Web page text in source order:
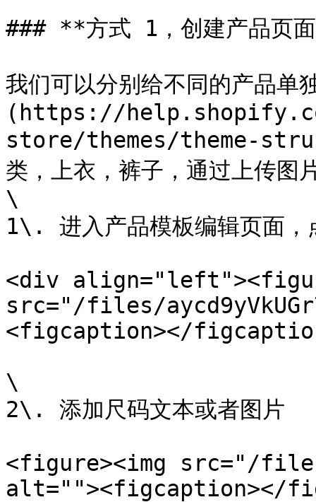
### **方式 1，创建产品页
我们可以分别给不同的产品
(https://
store/themes/theme-
类，上衣，裤子，通过上传图
\
1\. 进入产品模板编辑页面
<div
src="/files/
<figcaption></
\
2\. 添加尺码文本或者图片
<figure><img src="/files/
alt=""><figcaption></